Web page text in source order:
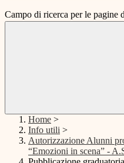
Campo di ricerca per le pagine
Home >
Info utili >
Autorizzazione Alunni
“Emozioni in scena” -